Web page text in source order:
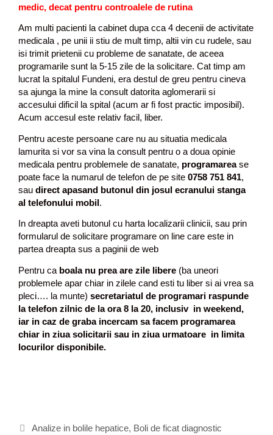
medic, decat pentru controalele de rutina
Am multi pacienti la cabinet dupa cca 4 decenii de activitate
medicala , pe unii ii stiu de mult timp, altii vin cu rudele, sau
isi trimit prietenii cu probleme de sanatate, de aceea
programarile sunt la 5-15 zile de la solicitare. Cat timp am
lucrat la spitalul Fundeni, era destul de greu pentru cineva
sa ajunga la mine la consult datorita aglomerarii si
accesului dificil la spital (acum ar fi fost practic imposibil).
Acum accesul este relativ facil, liber.
Pentru aceste persoane care nu au situatia medicala
lamurita si vor sa vina la consult pentru o a doua opinie
medicala pentru problemele de sanatate, programarease
poate face la numarul de telefon de pe site 0758 751 841,
sau direct apasand butonul din josul ecranului stanga
al telefonului mobil.
In dreapta aveti butonul cu harta localizarii clinicii, sau prin
formularul de solicitare programare on line care este in
partea dreapta sus a paginii de web
Pentru ca boala nu prea are zile libere (ba uneori
problemele apar chiar in zilele cand esti tu liber si ai vrea sa
pleci…. la munte) secretariatul de programari raspunde
la telefon zilnic de la ora 8 la 20, inclusiv in weekend,
iar in caz de graba incercam sa facem programarea
chiar in ziua solicitarii sau in ziua urmatoare in limita
locurilor disponibile.
C
Analize in bolile hepatice, Boli de ficat diagnostic